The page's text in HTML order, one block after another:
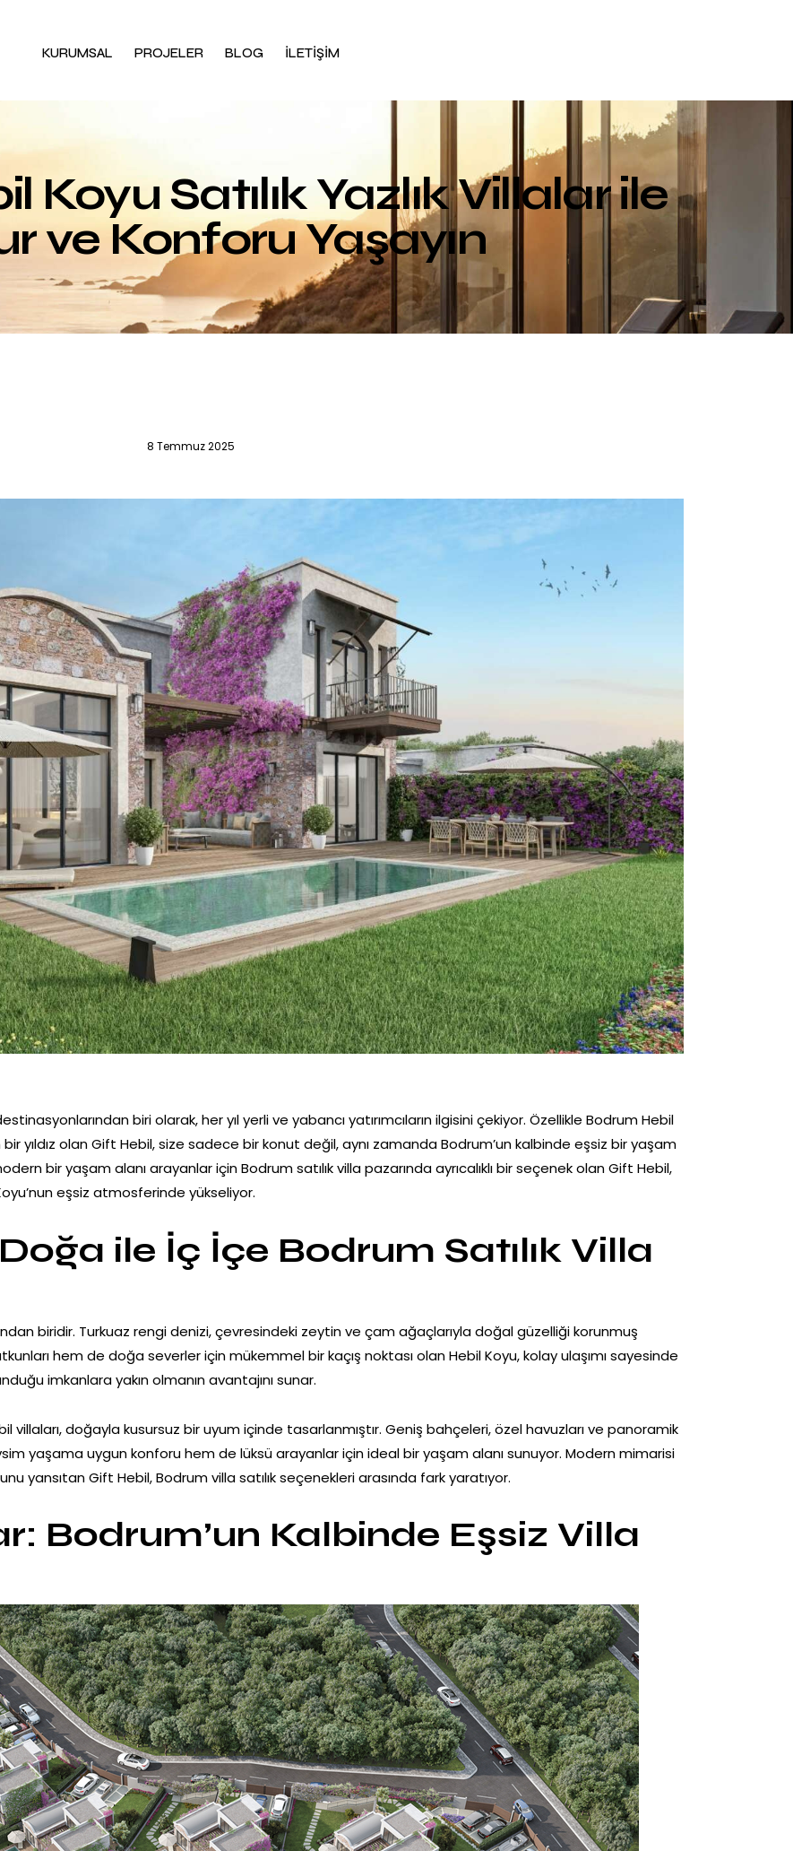
KURUMSAL PROJELER BLOG İLETİŞİM
Koyu Satılık Yazlık Villalar ile
ve Konforu Yaşayın
8 Temmuz 2025
biri olarak, her yıl yerli ve yabancı yatırımcıların ilgisini çekiyor. Özellikle Bodrum Hebil
yıldız olan Gift Hebil, size sadece bir konut değil, aynı zamanda Bodrum’un kalbinde eşsiz bir yaşam
bir yaşam alanı arayanlar için Bodrum satılık villa pazarında ayrıcalıklı bir seçenek olan Gift Hebil,
eşsiz atmosferinde yükseliyor.
ile İç İçe Bodrum Satılık Villa
biridir. Turkuaz rengi denizi, çevresindeki zeytin ve çam ağaçlarıyla doğal güzelliği korunmuş
hem de doğa severler için mükemmel bir kaçış noktası olan Hebil Koyu, kolay ulaşımı sayesinde
imkanlara yakın olmanın avantajını sunar.
villaları, doğayla kusursuz bir uyum içinde tasarlanmıştır. Geniş bahçeleri, özel havuzları ve panoramik
yaşama uygun konforu hem de lüksü arayanlar için ideal bir yaşam alanı sunuyor. Modern mimarisi
yansıtan Gift Hebil, Bodrum villa satılık seçenekleri arasında fark yaratıyor.
Bodrum’un Kalbinde Eşsiz Villa